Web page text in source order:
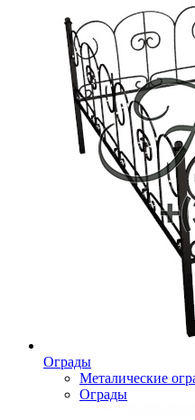
Ограды
Металические
Ограды